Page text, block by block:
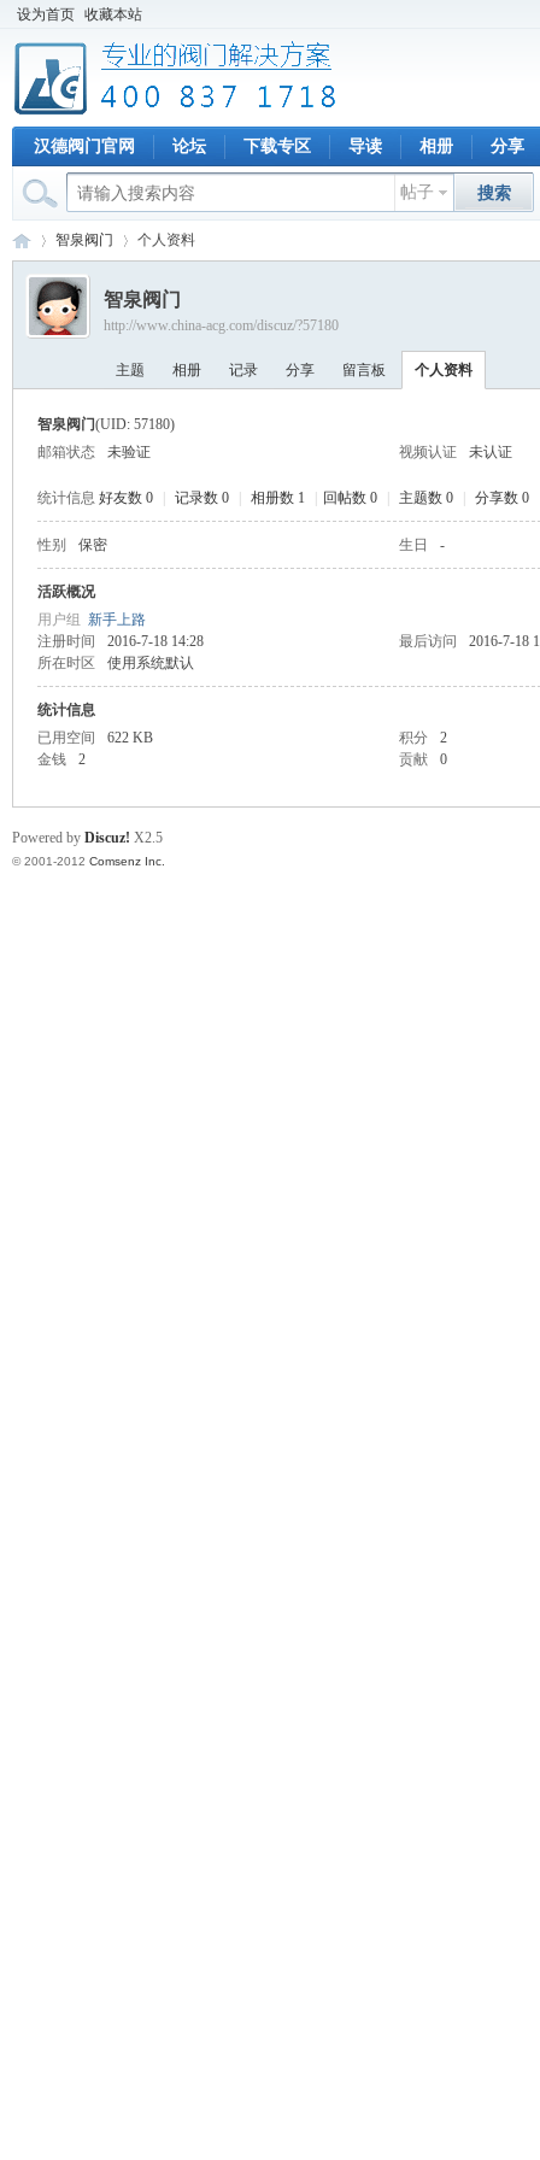
设为首页 收藏本站
汉德阀门官网 论坛 下载专区 导读 相册 分享
帖子 搜索
›
智泉阀门 个人资料
智泉阀门
http://www.china-acg.com/discuz/?57180
主题 相册 记录 分享 留言板 个人资料
智泉阀门(UID: 57180)
邮箱状态
未验证 视频认证 未认证
统计信息 好友数 0 记录数 0 相册数 1 回帖数 0 主题数 0 分享数 0
性别 保密 生日 -
活跃概况
用户组 新手上路
注册时间
2016-7-18 14:28 最后访问
2016-7-18
所在时区
使用系统默认
统计信息
已用空间
622 KB 积分
2
金钱
2 贡献 0
Powered by Discuz! X2.5
© 2001-2012 Comsenz Inc.